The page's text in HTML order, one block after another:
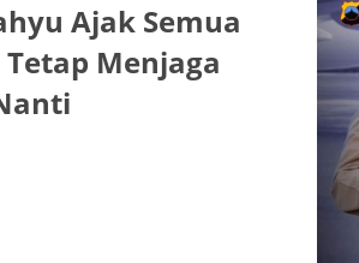
Ajak Semua
Menjaga